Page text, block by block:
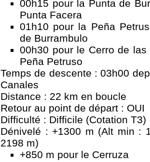
00h15 pour la Punta de
Punta Facera
01h10 pour la Peña
de Burrambulo
00h30 pour le Cerro de
Peña Petruso
Temps de descente : 03h00
Canales
Distance : 22 km en boucle
Retour au point de départ : OUI
Difficulté : Difficile (Cotation T3)
Dénivelé : +1300 m (Alt min :
2198 m)
+850 m pour le Cerruza